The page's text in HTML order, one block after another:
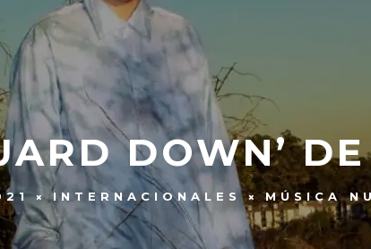
DOWN’
INTERNACIONALES MÚSICA